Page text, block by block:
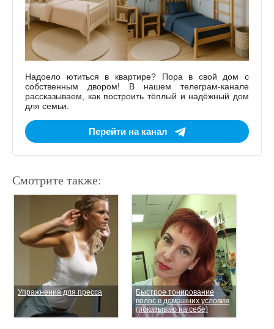
Надоело ютиться в квартире? Пора в свой дом с
собственным двором! В нашем телеграм-канале
рассказываем, как построить тёплый и надёжный дом
для семьи.
Перейти на канал
Смотрите также:
Упражнения для пресса
Быстрое тонирование
волос в домашних условия
(показываю на себе)